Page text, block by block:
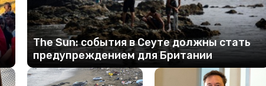
The Sun: события в Сеуте должны стать
предупреждением для Британии